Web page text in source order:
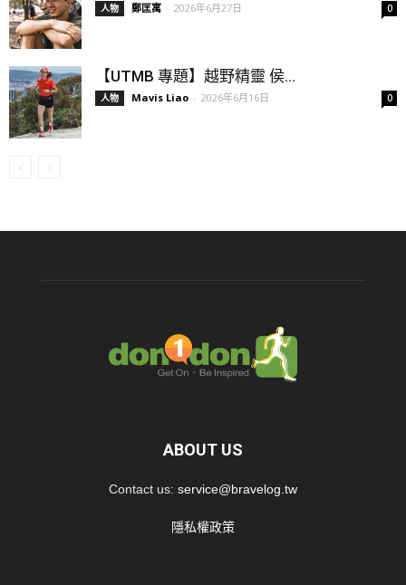
人物 鄭匡寓 - 2026年6月27日 0
【UTMB 專題】越野精靈 侯...
人物 Mavis Liao - 2026年6月16日 0
ABOUT US
Contact us: service@bravelog.tw
隱私權政策